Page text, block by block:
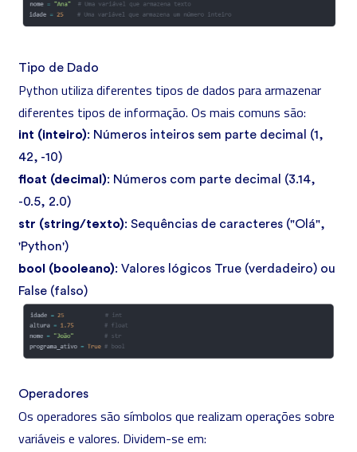
Tipo de Dado
Python utiliza diferentes tipos de dados para armazenar
diferentes tipos de informação. Os mais comuns são:
int (inteiro): Números inteiros sem parte decimal (1,
42, -10)
float (decimal): Números com parte decimal (3.14,
-0.5, 2.0)
str (string/texto): Sequências de caracteres ("Olá",
'Python')
bool (booleano): Valores lógicos True (verdadeiro) ou
False (falso)
Operadores
Os operadores são símbolos que realizam operações sobre
variáveis e valores. Dividem-se em: